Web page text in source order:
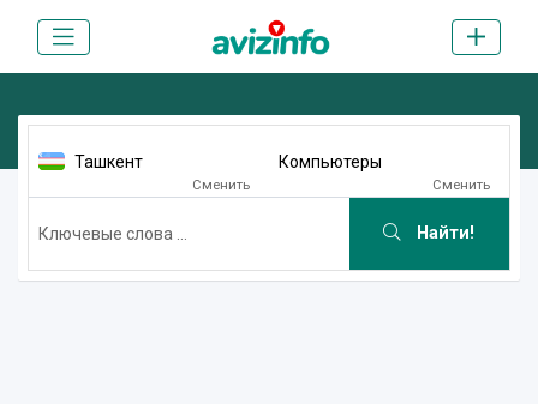
Ташкент
Сменить
Компьютеры
Сменить
Найти!